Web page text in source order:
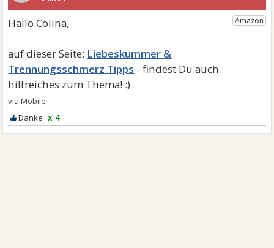
Liebeskummer &
Trennungsschmerz Tipps
x 4